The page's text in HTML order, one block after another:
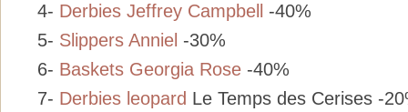
4- Derbies Jeffrey Campbell
-40%
5- Slippers Anniel -30%
6- Baskets Georgia Rose -40%
7- Derbies leopard Le Temps des Cerises -